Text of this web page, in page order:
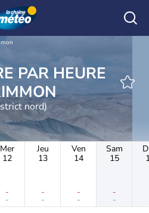
PAR HEURE
nord)
Mer
12
-
-
Jeu
13
-
-
Ven
14
-
-
Sam
15
-
-